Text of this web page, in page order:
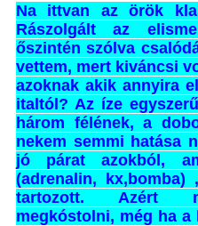
Na ittvan az örök
Rászolgált az
őszintén szólva
vettem, mert kiváncsi
azoknak akik annyira
italtól? Az íze
három félének, a
nekem semmi hatása
jó párat azokból,
(adrenalin,
tartozott. Azért
megkóstolni, még ha a